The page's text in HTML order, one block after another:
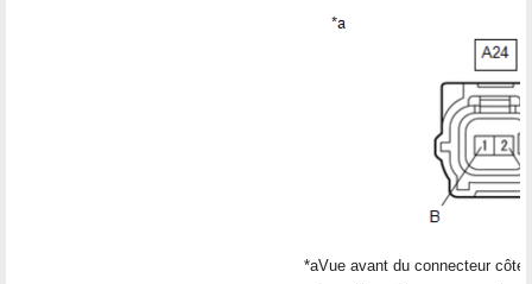
*aVue avant du connecteur côté